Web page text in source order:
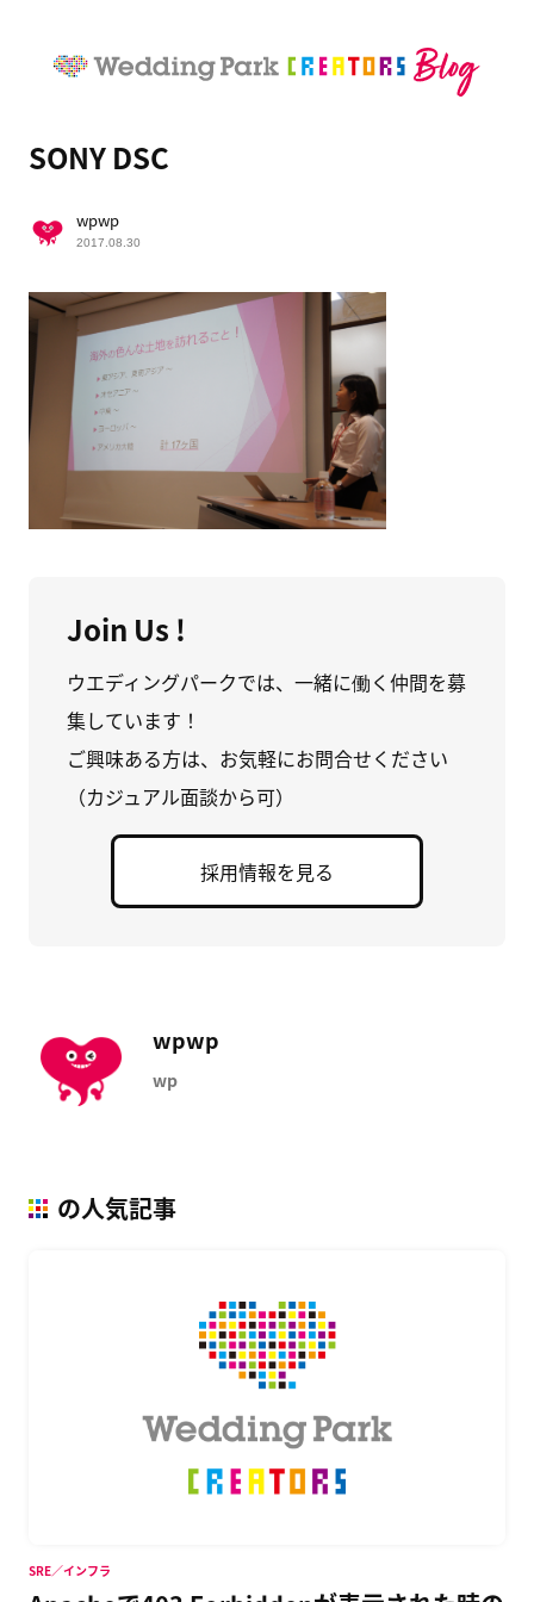
SONY DSC
wpwp
2017.08.30
Join Us !
ウエディングパークでは、一緒に働く仲間を募
集しています！
ご興味ある方は、お気軽にお問合せください
（カジュアル面談から可）
採用情報を見る
wpwp
wp
の人気記事
SRE／インフラ